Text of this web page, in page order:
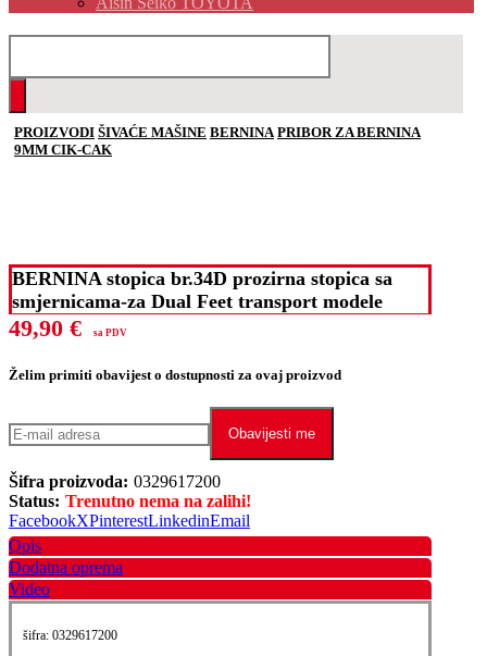
PROIZVODI ŠIVAĆE MAŠINE BERNINA PRIBOR ZA BERNINA
9MM CIK-CAK
BERNINA stopica br.34D prozirna stopica sa
smjernicama-za Dual Feet transport modele
49,90 € sa PDV
Želim primiti obavijest o dostupnosti za ovaj proizvod
Obavijesti me
Šifra proizvoda: 0329617200
Status: Trenutno nema na zalihi!
FacebookXPinterestLinkedinEmail
Opis
Dodatna oprema
Video
šifra: 0329617200